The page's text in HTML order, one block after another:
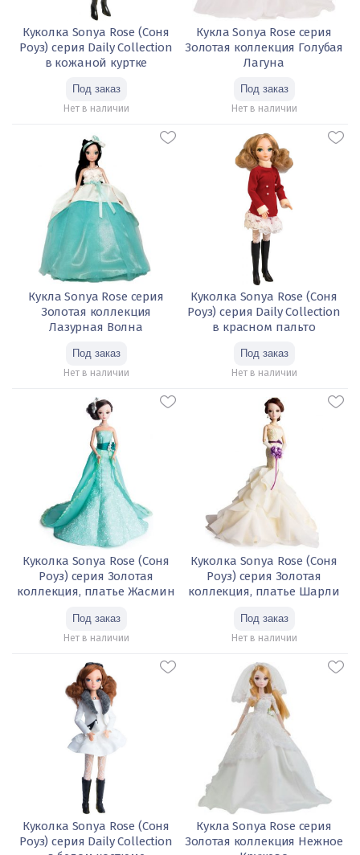
Куколка Sonya Rose (Соня
Роуз) серия Daily Collection
в кожаной куртке
Нет в наличии
Кукла Sonya Rose серия
Золотая коллекция Голубая
Лагуна
Нет в наличии
Кукла Sonya Rose серия
Золотая коллекция
Лазурная Волна
Нет в наличии
Куколка Sonya Rose (Соня
Роуз) серия Daily Collection
в красном пальто
Нет в наличии
Куколка Sonya Rose (Соня
Роуз) серия Золотая
коллекция, платье Жасмин
Нет в наличии
Куколка Sonya Rose (Соня
Роуз) серия Золотая
коллекция, платье Шарли
Нет в наличии
Куколка Sonya Rose (Соня
Роуз) серия Daily Collection
Кукла Sonya Rose серия
Золотая коллекция Нежное